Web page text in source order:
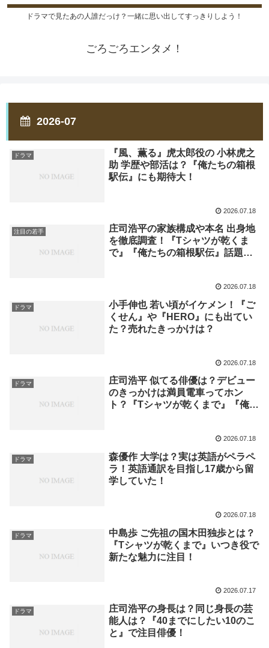
ドラマで見たあの人誰だっけ？一緒に思い出してすっきりしよう！
ごろごろエンタメ！
2026-07
ドラマ
『風、薫る』虎太郎役の 小林虎之
助 学歴や部活は？『俺たちの箱根
駅伝』にも期待大！
2026.07.18
注目の若手
庄司浩平の家族構成や本名 出身地
を徹底調査！『Tシャツが乾くま
で』『俺たちの箱根駅伝』話題作
2026.07.18
ドラマ
小手伸也 若い頃がイケメン！『ご
くせん』や『HERO』にも出てい
た？売れたきっかけは？
2026.07.18
ドラマ
庄司浩平 似てる俳優は？デビュー
のきっかけは満員電車ってホン
ト？『Tシャツが乾くまで』『俺た
2026.07.18
ドラマ
森優作 大学は？実は英語がペラペ
ラ！英語通訳を目指し17歳から留
学していた！
2026.07.18
ドラマ
中島歩 ご先祖の国木田独歩とは？
『Tシャツが乾くまで』いつき役で
新たな魅力に注目！
2026.07.17
ドラマ
庄司浩平の身長は？同じ身長の芸
能人は？『40までにしたい10のこ
と』で注目俳優！